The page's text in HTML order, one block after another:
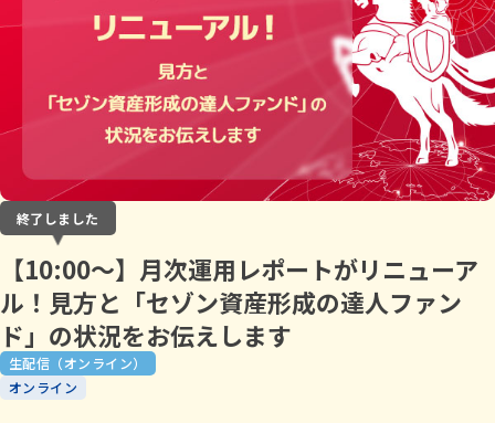
終了しました
オンライン
生配信（オンライン）
【10:00～】月次運用レポートがリニューア
ル！見方と「セゾン資産形成の達人ファン
ド」の状況をお伝えします